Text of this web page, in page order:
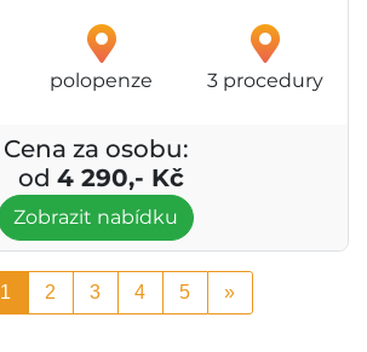
polopenze 3 procedury
Cena za osobu:
od 4 290,- Kč
Zobrazit nabídku
1 2 3 4 5 »